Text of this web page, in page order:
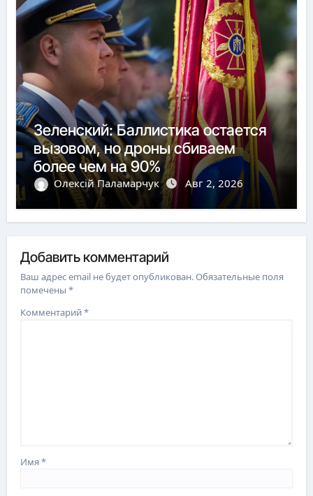
Зеленский: Баллистика остается
вызовом, но дроны сбиваем
более чем на 90%
Олексій Паламарчук Авг 2, 2026
Добавить комментарий
Ваш адрес email не будет опубликован.Обязательные поля
помечены*
Комментарий*
Имя*